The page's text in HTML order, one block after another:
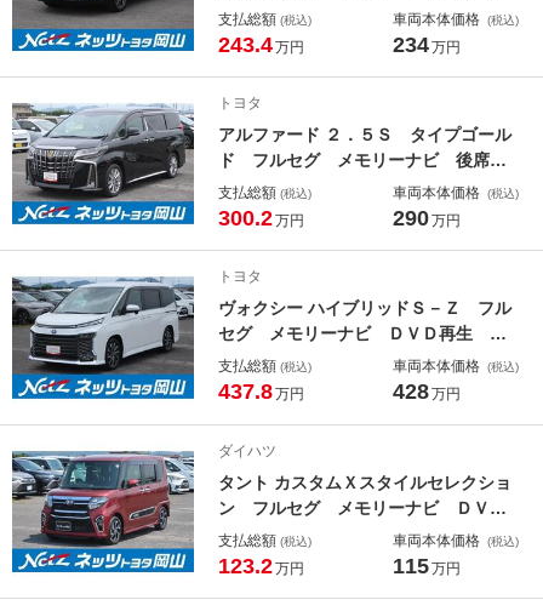
ＥＤヘッドランプ ワンオーナー
支払総額 (税込)
243.4万円
車両本体価格 (税込)
234万円
トヨタ
アルファード ２．５Ｓ タイプゴール
ド フルセグ メモリーナビ 後席モ
ニター バックカメラ 衝突被害軽減
システム ＥＴＣ ドラレコ 両側電
ー
支払総額 (税込)
300.2万円
車両本体価格 (税込)
290万円
トヨタ
ヴォクシー ハイブリッドＳ－Ｚ フル
セグ メモリーナビ ＤＶＤ再生 バ
ックカメラ 衝突被害軽減システム
ＥＴＣ ドラレコ 両側電動スライ
支払総額 (税込)
437.8万円
車両本体価格 (税込)
428万円
ダイハツ
タント カスタムＸスタイルセレクショ
ン フルセグ メモリーナビ ＤＶＤ
再生 バックカメラ 衝突被害軽減シ
ステム ＥＴＣ ドラレコ 両側電動
支払総額 (税込)
123.2万円
車両本体価格 (税込)
115万円